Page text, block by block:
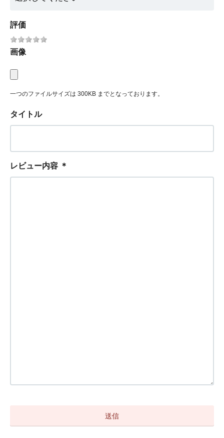
評価
画像
一つのファイルサイズは 300KB までとなっております。
タイトル
レビュー内容 ＊